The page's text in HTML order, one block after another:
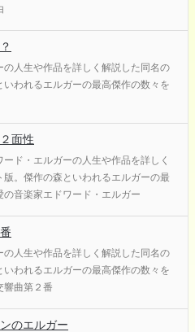
人生や作品を詳しく解説した同名の
われるエルガーの最高傑作の数々を
面性
ード・エルガーの人生や作品を詳しく
。傑作の森といわれるエルガーの最
音楽家エドワード・エルガー
人生や作品を詳しく解説した同名の
われるエルガーの最高傑作の数々を
響曲第２番
のエルガー